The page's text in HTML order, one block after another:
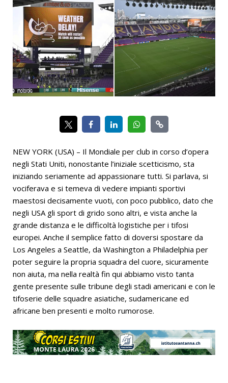
NEW YORK (USA) – Il Mondiale per club in corso d’opera
negli Stati Uniti, nonostante l’iniziale scetticismo, sta
iniziando seriamente ad appassionare tutti. Si parlava, si
vociferava e si temeva di vedere impianti sportivi
maestosi decisamente vuoti, con poco pubblico, dato che
negli USA gli sport di grido sono altri, e vista anche la
grande distanza e le difficoltà logistiche per i tifosi
europei. Anche il semplice fatto di doversi spostare da
Los Angeles a Seattle, da Washington a Philadelphia per
poter seguire la propria squadra del cuore, sicuramente
non aiuta, ma nella realtà fin qui abbiamo visto tanta
gente presente sulle tribune degli stadi americani e con le
tifoserie delle squadre asiatiche, sudamericane ed
africane ben presenti e molto rumorose.